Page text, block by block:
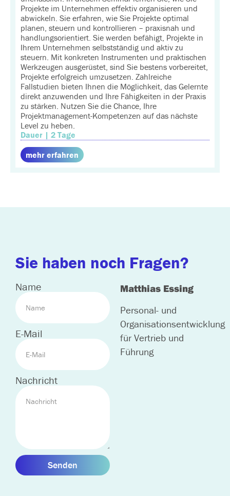
Projekte im Unternehmen effektiv organisieren und
abwickeln. Sie erfahren, wie Sie Projekte optimal
planen, steuern und kontrollieren – praxisnah und
handlungsorientiert. Sie werden befähigt, Projekte in
Ihrem Unternehmen selbstständig und aktiv zu
steuern. Mit konkreten Instrumenten und praktischen
Werkzeugen ausgerüstet, sind Sie bestens vorbereitet,
Projekte erfolgreich umzusetzen. Zahlreiche
Fallstudien bieten Ihnen die Möglichkeit, das Gelernte
direkt anzuwenden und Ihre Fähigkeiten in der Praxis
zu stärken. Nutzen Sie die Chance, Ihre
Projektmanagement-Kompetenzen auf das nächste
Level zu heben.
Dauer | 2 Tage
mehr erfahren
Sie haben noch Fragen?
Name
E-Mail
Nachricht
Senden
Matthias Essing
Personal- und
Organisationsentwicklung
für Vertrieb und
Führung